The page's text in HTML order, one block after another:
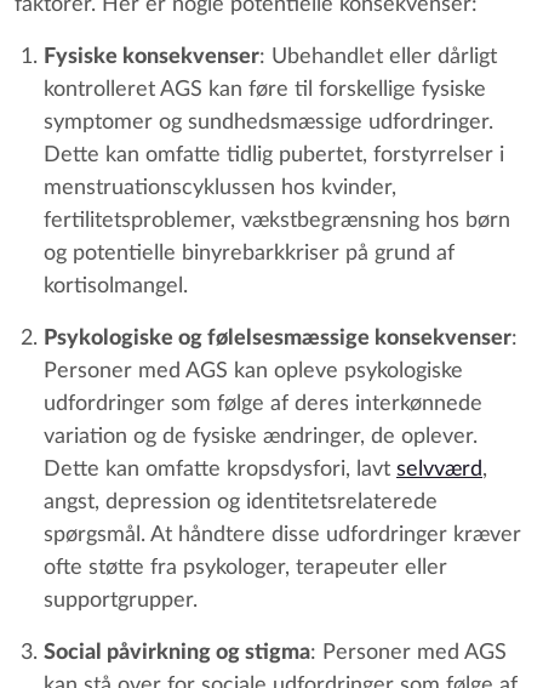
faktorer. Her er nogle potentielle konsekvenser:
Fysiske konsekvenser: Ubehandlet eller dårligt
kontrolleret AGS kan føre til forskellige fysiske
symptomer og sundhedsmæssige udfordringer.
Dette kan omfatte tidlig pubertet, forstyrrelser i
menstruationscyklussen hos kvinder,
fertilitetsproblemer, vækstbegrænsning hos børn
og potentielle binyrebarkkriser på grund af
kortisolmangel.
Psykologiske og følelsesmæssige konsekvenser:
Personer med AGS kan opleve psykologiske
udfordringer som følge af deres interkønnede
variation og de fysiske ændringer, de oplever.
Dette kan omfatte kropsdysfori, lavt selvværd,
angst, depression og identitetsrelaterede
spørgsmål. At håndtere disse udfordringer kræver
ofte støtte fra psykologer, terapeuter eller
supportgrupper.
Social påvirkning og stigma: Personer med AGS